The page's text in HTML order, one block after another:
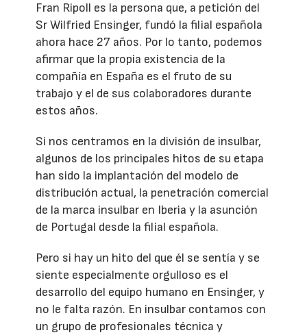
Fran Ripoll es la persona que, a petición del
Sr Wilfried Ensinger, fundó la filial española
ahora hace 27 años. Por lo tanto, podemos
afirmar que la propia existencia de la
compañía en España es el fruto de su
trabajo y el de sus colaboradores durante
estos años.
Si nos centramos en la división de insulbar,
algunos de los principales hitos de su etapa
han sido la implantación del modelo de
distribución actual, la penetración comercial
de la marca insulbar en Iberia y la asunción
de Portugal desde la filial española.
Pero si hay un hito del que él se sentía y se
siente especialmente orgulloso es el
desarrollo del equipo humano en Ensinger, y
no le falta razón. En insulbar contamos con
un grupo de profesionales técnica y